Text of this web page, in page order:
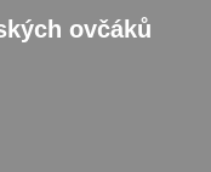
ovčáků